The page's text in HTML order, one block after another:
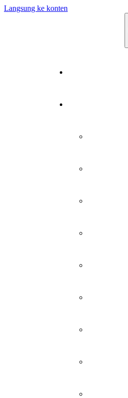
Langsung ke konten